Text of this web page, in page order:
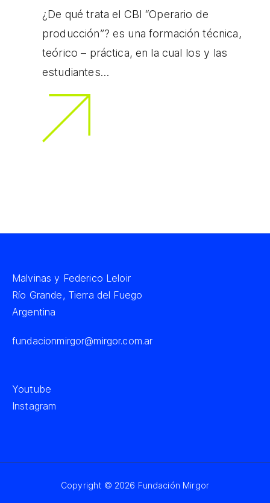
¿De qué trata el CBI “Operario de
producción”? es una formación técnica,
teórico – práctica, en la cual los y las
estudiantes…
Malvinas y Federico Leloir
Río Grande, Tierra del Fuego
Argentina
fundacionmirgor@mirgor.com.ar
Youtube
Instagram
Copyright © 2026 Fundación Mirgor